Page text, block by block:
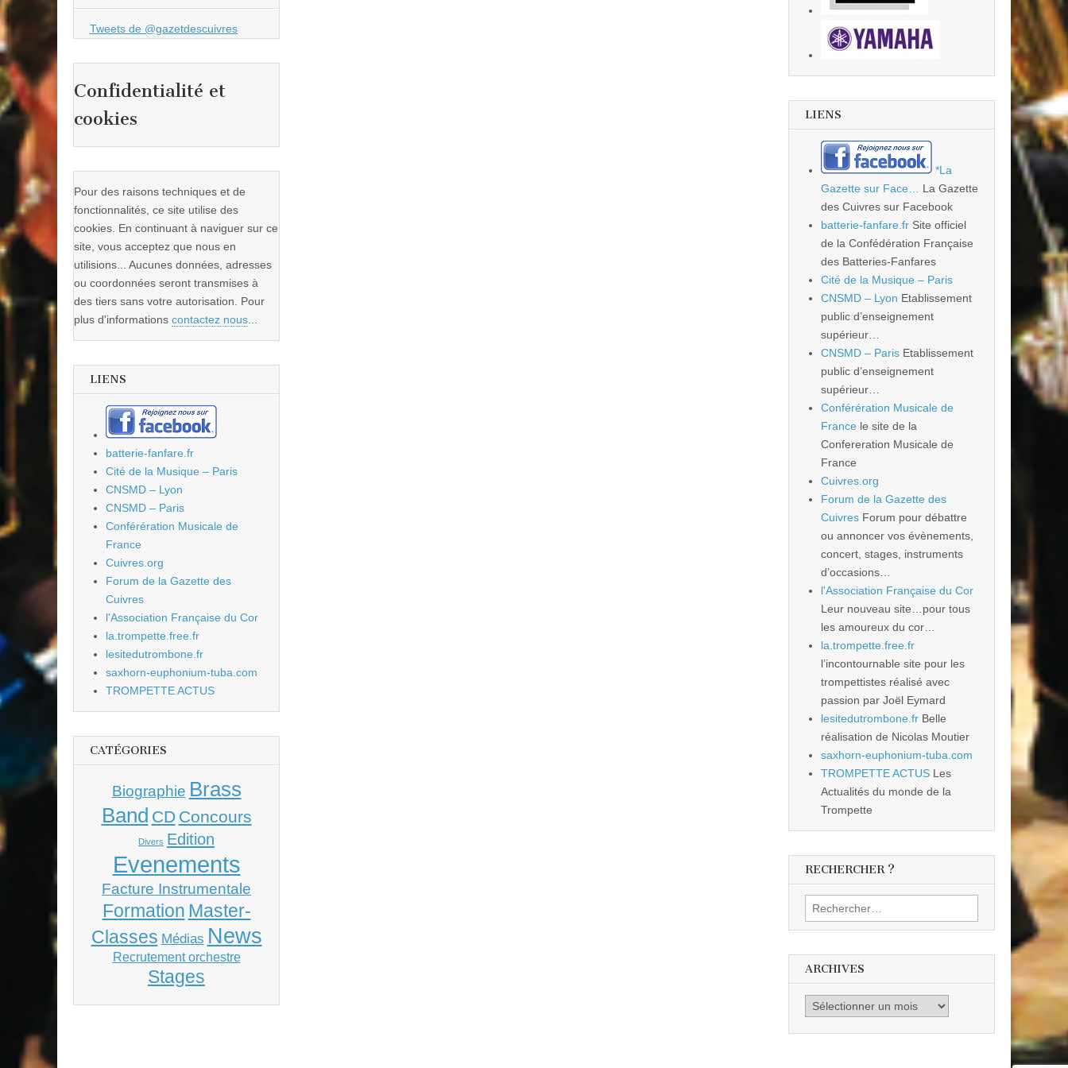
Tweets de @gazetdescuivres
Confidentialité et
cookies
Pour des raisons techniques et de
fonctionnalités, ce site utilise des
cookies. En continuant à naviguer sur ce
site, vous acceptez que nous en
utilisions... Aucunes données, adresses
ou coordonnées seront transmises à
des tiers sans votre autorisation. Pour
plus d'informations contactez nous...
LIENS
batterie-fanfare.fr
Cité de la Musique – Paris
CNSMD – Lyon
CNSMD – Paris
Conférération Musicale de
France
Cuivres.org
Forum de la Gazette des
Cuivres
l'Association Française du Cor
la.trompette.free.fr
lesitedutrombone.fr
saxhorn-euphonium-tuba.com
TROMPETTE ACTUS
CATÉGORIES
Biographie Brass
Band CD Concours
Divers Edition
Evenements
Facture Instrumentale
Formation Master-
Classes Médias News
Recrutement orchestre
Stages
LIENS
*La
Gazette sur Face…
La Gazette
des Cuivres sur Facebook
batterie-fanfare.fr Site officiel
de la Confédération Française
des Batteries-Fanfares
Cité de la Musique – Paris
CNSMD – Lyon Etablissement
public d’enseignement
supérieur…
CNSMD – Paris Etablissement
public d’enseignement
supérieur…
Conférération Musicale de
France le site de la
Confereration Musicale de
France
Cuivres.org
Forum de la Gazette des
Cuivres Forum pour débattre
ou annoncer vos évènements,
concert, stages, instruments
d’occasions…
l'Association Française du Cor
Leur nouveau site…pour tous
les amoureux du cor…
la.trompette.free.fr
l’incontournable site pour les
trompettistes réalisé avec
passion par Joël Eymard
lesitedutrombone.fr Belle
réalisation de Nicolas Moutier
saxhorn-euphonium-tuba.com
TROMPETTE ACTUS Les
Actualités du monde de la
Trompette
RECHERCHER ?
Rechercher :
ARCHIVES
Archives